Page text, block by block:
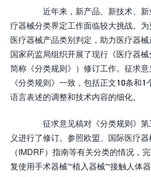
近年来，新产品、新技术、新
疗器械分类界定工作面临较大挑战。
医疗器械产品类别判定，助力医疗器械
国家药监局组织开展了现行《医疗器
简称《分类规则》）修订工作。征求
《分类规则》一致，包括正文10条和1
语言表述的调整和技术内容的细化。
征求意见稿对《分类规则》第
义进行了修订。参照欧盟、国际医疗
（IMDRF）指南等有关分类的情况，
复使用手术器械”“植入器械”“接触人体